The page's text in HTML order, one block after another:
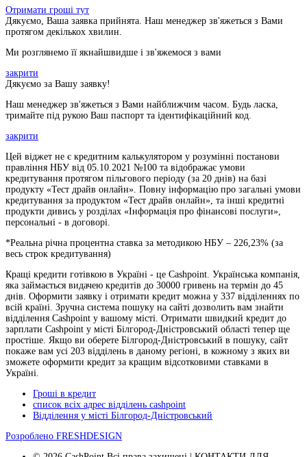
Отримати гроші тут
Дякуємо, Ваша заявка прийнята. Наш менеджер зв'яжеться з Вами
протягом декількох хвилин.
Ми розглянемо її якнайшвидше і зв'яжемося з вами
закрити
Дякуємо за Вашу заявку!
Наш менеджер зв'яжеться з Вами найближчим часом. Будь ласка,
тримайте під рукою Ваш паспорт та ідентифікаційний код.
закрити
Цей віджет не є кредитним калькулятором у розумінні постанови
правління НБУ від 05.10.2021 №100 та відображає умови
кредитування протягом пільгового періоду (за 20 днів) на базі
продукту «Тест драйв онлайн». Повну інформацію про загальні умови
кредитування за продуктом «Тест драйв онлайн», та інші кредитні
продукти дивись у розділах «Інформація про фінансові послуги»,
персональні - в договорі.
*Реальна річна процентна ставка за методикою НБУ – 226,23% (за
весь строк кредитування)
Кращі кредити готівкою в Україні - це Cashpoint. Українська компанія,
яка займається видачею кредитів до 30000 гривень на термін до 45
днів. Оформити заявку і отримати кредит можна у 337 відділеннях по
всій країні. Зручна система пошуку на сайті дозволить вам знайти
відділення Cashpoint у вашому місті. Отримати швидкий кредит до
зарплати Cashpoint у місті Білгород-Дністровський області тепер ще
простіше. Якщо ви оберете Білгород-Дністровський в пошуку, сайт
покаже вам усі 203 відділень в даному регіоні, в кожному з яких ви
зможете оформити кредит за кращим відсотковими ставками в
Україні.
Гроші в кредит
список всіх адрес відділень cashpoint
Відділення у місті Білгород-Дністровський
Розроблено FRESHDESIGN